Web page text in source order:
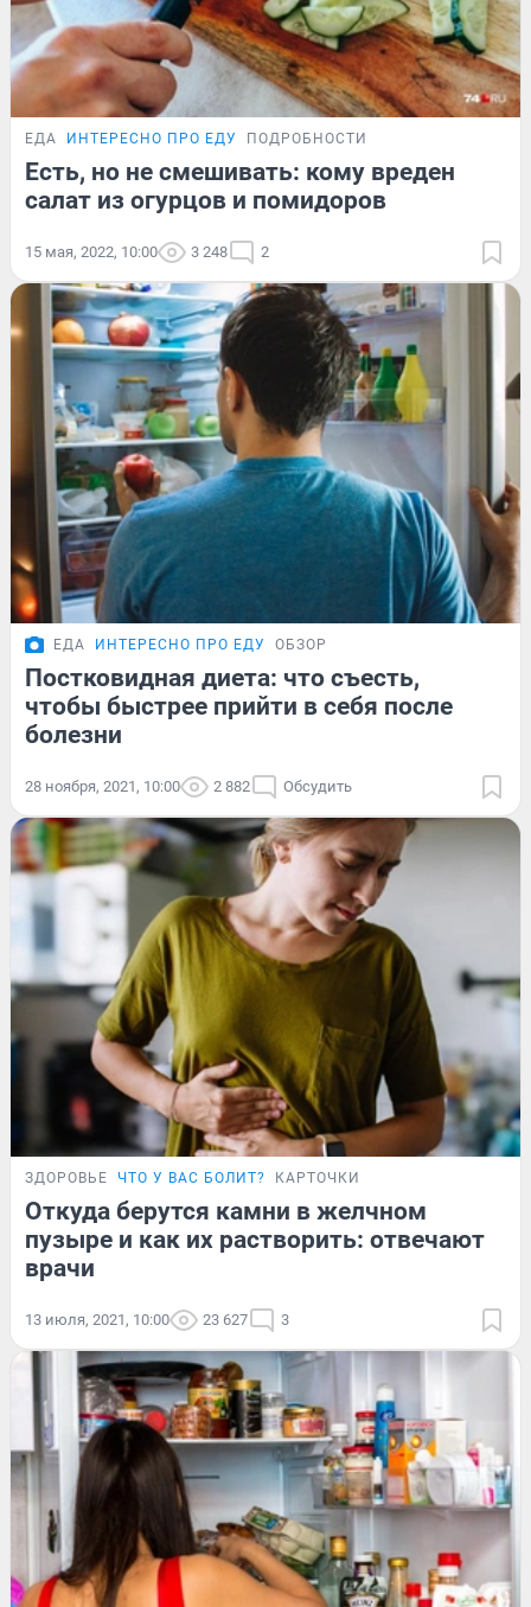
ЕДА ИНТЕРЕСНО ПРО ЕДУ ПОДРОБНОСТИ
Есть, но не смешивать: кому вреден
салат из огурцов и помидоров
15 мая, 2022, 10:00 3 248 2
ЕДА ИНТЕРЕСНО ПРО ЕДУ ОБЗОР
Постковидная диета: что съесть,
чтобы быстрее прийти в себя после
болезни
28 ноября, 2021, 10:00 2 882 Обсудить
ЗДОРОВЬЕ ЧТО У ВАС БОЛИТ? КАРТОЧКИ
Откуда берутся камни в желчном
пузыре и как их растворить: отвечают
врачи
13 июля, 2021, 10:00 23 627 3